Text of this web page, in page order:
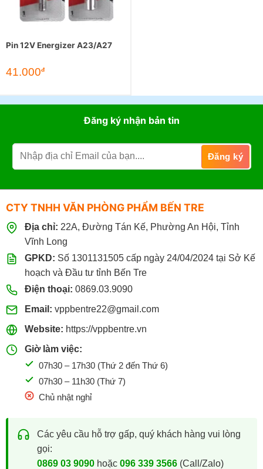
Pin 12V Energizer A23/A27
41.000đ
Đăng ký nhận bản tin
CTY TNHH VĂN PHÒNG PHẨM BẾN TRE
Địa chỉ: 22A, Đường Tán Kế, Phường An Hội, Tỉnh
Vĩnh Long
GPKD: Số 1301131505 cấp ngày 24/04/2024 tại Sở Kế
hoạch và Đầu tư tỉnh Bến Tre
Điện thoại: 0869.03.9090
Email: vppbentre22@gmail.com
Website: https://vppbentre.vn
Giờ làm việc:
07h30 – 17h30 (Thứ 2 đến Thứ 6)
07h30 – 11h30 (Thứ 7)
Chủ nhật nghỉ
Các yêu cầu hỗ trợ gấp, quý khách hàng vui lòng
gọi:
0869 03 9090hoặc 096 339 3566(Call/Zalo)